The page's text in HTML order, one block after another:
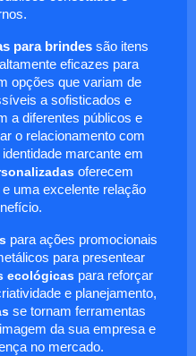
para brindessão itens
eficazes para
opções que variam de
a sofisticados e
a diferentes públicos e
o relacionamento com
marcante em
oferecem
uma excelente relação
para ações promocionais
para presentear
ecológicas para reforçar
e planejamento,
se tornam ferramentas
da sua empresa e
no mercado.